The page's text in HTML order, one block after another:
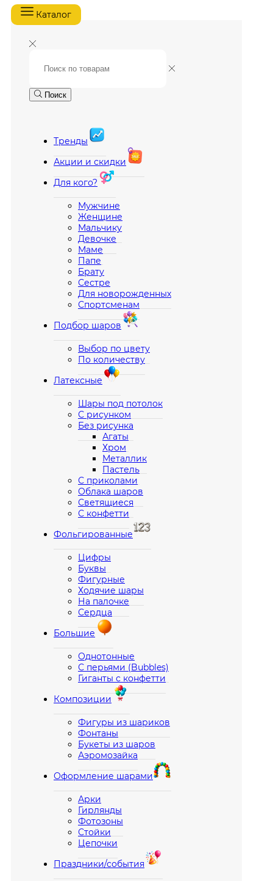
Каталог
Поиск
Тренды
Акции и скидки
Для кого?
Мужчине
Женщине
Мальчику
Девочке
Маме
Папе
Брату
Сестре
Для новорожденных
Спортсменам
Подбор шаров
Выбор по цвету
По количеству
Латексные
Шары под потолок
С рисунком
Без рисунка
Агаты
Хром
Металлик
Пастель
С приколами
Облака шаров
Светящиеся
С конфетти
Фольгированные
Цифры
Буквы
Фигурные
Ходячие шары
На палочке
Сердца
Большие
Однотонные
С перьями (Bubbles)
Гиганты с конфетти
Композиции
Фигуры из шариков
Фонтаны
Букеты из шаров
Аэромозайка
Оформление шарами
Арки
Гирлянды
Фотозоны
Стойки
Цепочки
Праздники/события